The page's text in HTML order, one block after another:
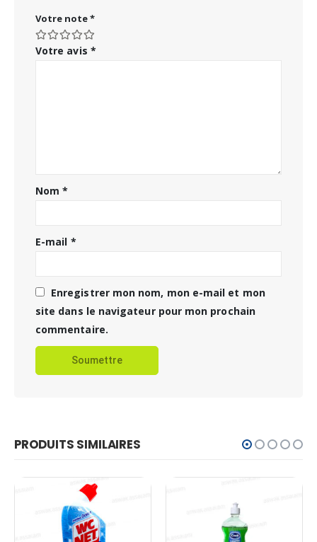
Votre note*
Votre avis *
Nom*
E-mail *
Enregistrer mon nom, mon e-mail et mon
site dans le navigateur pour mon prochain
commentaire.
PRODUITS SIMILAIRES